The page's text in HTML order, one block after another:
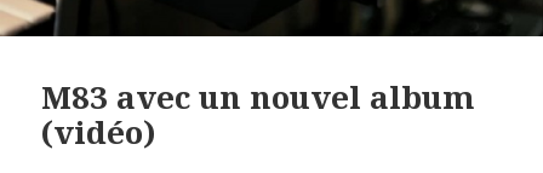
M83 avec un nouvel album
(vidéo)